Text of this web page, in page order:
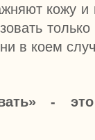
кожу и
в коем
-